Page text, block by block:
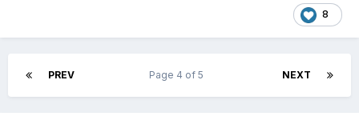
8
PREV NEXT
Page 4 of 5